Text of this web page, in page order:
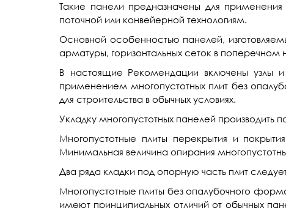
Такие панели предназначены для
поточной или конвейерной технологиям.
Основной особенностью панелей,
арматуры, горизонтальных сеток в
В настоящие Рекомендации включены узлы
применением многопустотных плит без
для строительства в обычных условиях.
Укладку многопустотных панелей
Многопустотные плиты перекрытия и
Минимальная величина опирания
Два ряда кладки под опорную часть плит
Многопустотные плиты без опалубочного
имеют принципиальных отличий от обычных